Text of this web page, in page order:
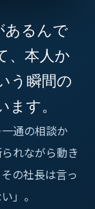
あるんで
、本人か
う瞬間の
す。
通の相談か
れながら動き
の社長は言っ
」。